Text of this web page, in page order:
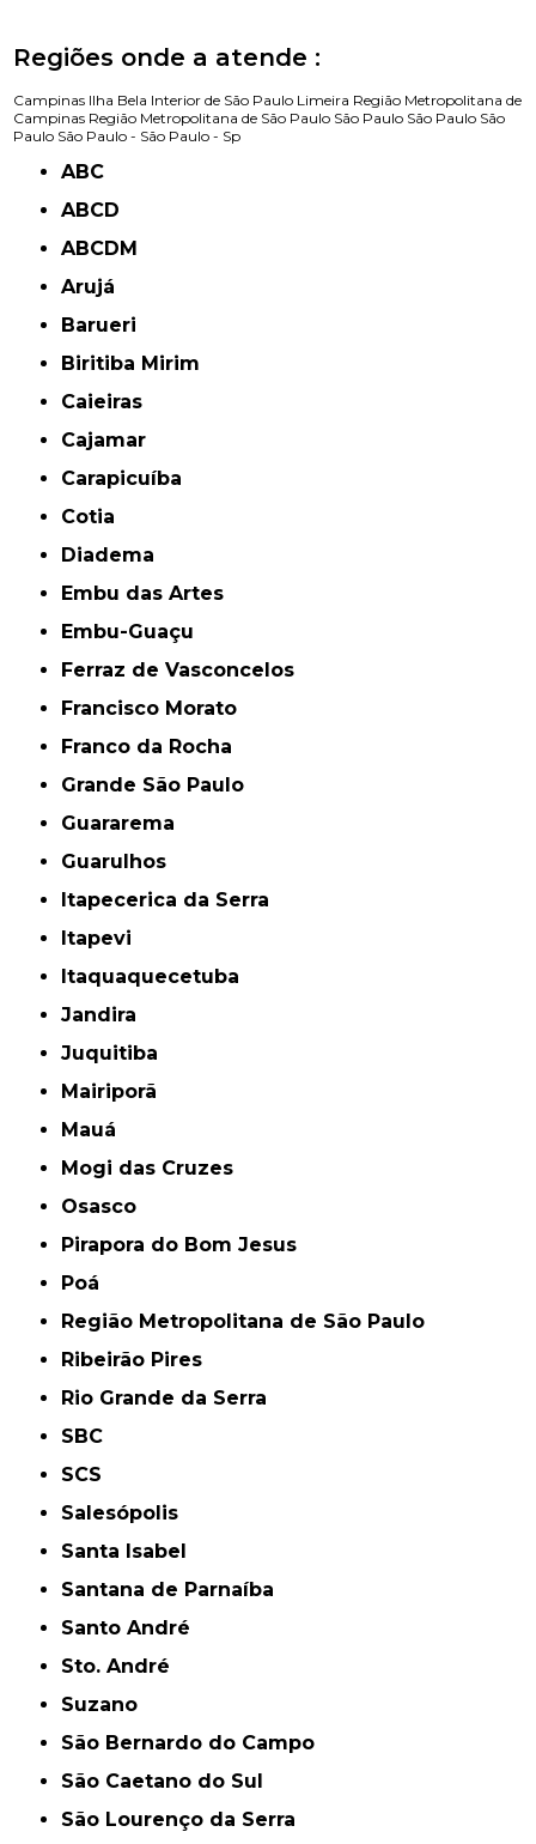
Regiões onde a atende :
Campinas Ilha Bela Interior de São Paulo Limeira Região Metropolitana de
Campinas Região Metropolitana de São Paulo São Paulo São Paulo São
Paulo São Paulo - São Paulo - Sp
ABC
ABCD
ABCDM
Arujá
Barueri
Biritiba Mirim
Caieiras
Cajamar
Carapicuíba
Cotia
Diadema
Embu das Artes
Embu-Guaçu
Ferraz de Vasconcelos
Francisco Morato
Franco da Rocha
Grande São Paulo
Guararema
Guarulhos
Itapecerica da Serra
Itapevi
Itaquaquecetuba
Jandira
Juquitiba
Mairiporã
Mauá
Mogi das Cruzes
Osasco
Pirapora do Bom Jesus
Poá
Região Metropolitana de São Paulo
Ribeirão Pires
Rio Grande da Serra
SBC
SCS
Salesópolis
Santa Isabel
Santana de Parnaíba
Santo André
Sto. André
Suzano
São Bernardo do Campo
São Caetano do Sul
São Lourenço da Serra